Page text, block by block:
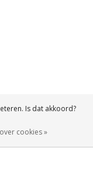
Is dat akkoord?
cookies »